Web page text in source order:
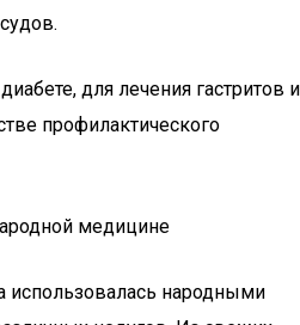
для лечения гастритов и
профилактического
медицине
использовалась народными